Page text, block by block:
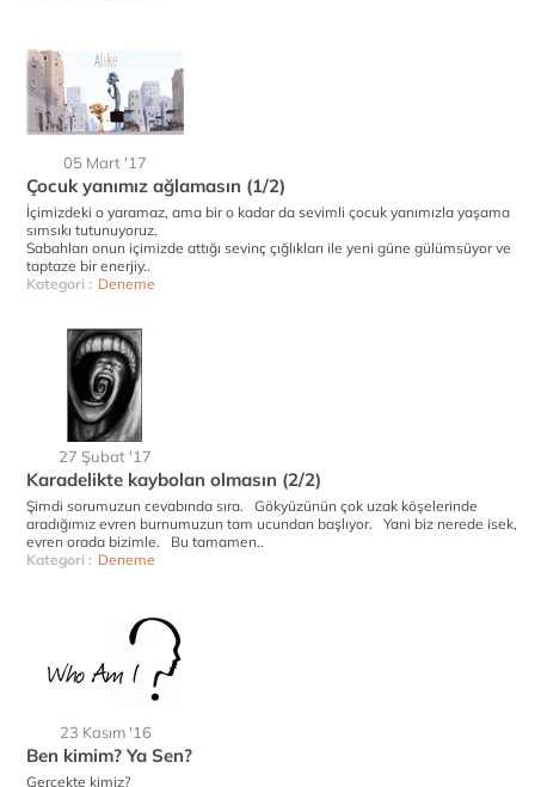
05 Mart '17
Çocuk yanımız ağlamasın (1/2)
İçimizdeki o yaramaz, ama bir o kadar da sevimli çocuk yanımızla yaşama
sımsıkı tutunuyoruz.
Sabahları onun içimizde attığı sevinç çığlıkları ile yeni güne gülümsüyor ve
taptaze bir enerjiy..
Kategori : Deneme
27 Şubat '17
Karadelikte kaybolan olmasın (2/2)
Şimdi sorumuzun cevabında sıra. Gökyüzünün çok uzak köşelerinde
aradığımız evren burnumuzun tam ucundan başlıyor. Yani biz nerede isek,
evren orada bizimle. Bu tamamen..
Kategori : Deneme
23 Kasım '16
Ben kimim? Ya Sen?
Gerçekte kimiz?